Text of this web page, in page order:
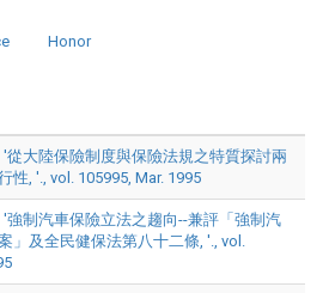
Honor
'從大陸保險制度與保險法規之特質探討兩
性, '., vol. 105995, Mar. 1995
'強制汽車保險立法之趨向--兼評「強制汽
」及全民健保法第八十二條, '., vol.